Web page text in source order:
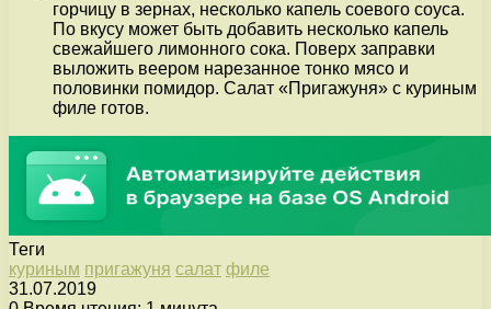
горчицу в зернах, несколько капель соевого соуса.
По вкусу может быть добавить несколько капель
свежайшего лимонного сока. Поверх заправки
выложить веером нарезанное тонко мясо и
половинки помидор. Салат «Пригажуня» с куриным
филе готов.
Теги
куриным пригажуня салат филе
31.07.2019